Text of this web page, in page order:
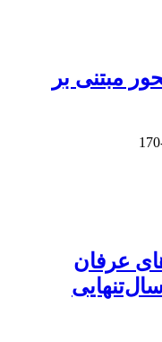
مبتنی بر
عرفان